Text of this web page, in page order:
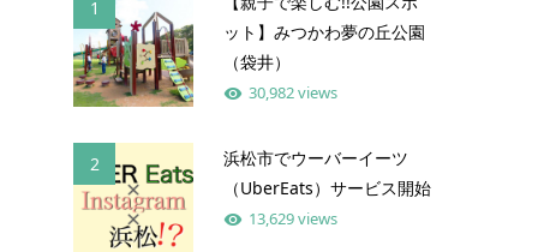
1
ット】みつかわ夢の丘公園
（袋井）
30,982 views
2
浜松市でウーバーイーツ
（UberEats）サービス開始
13,629 views